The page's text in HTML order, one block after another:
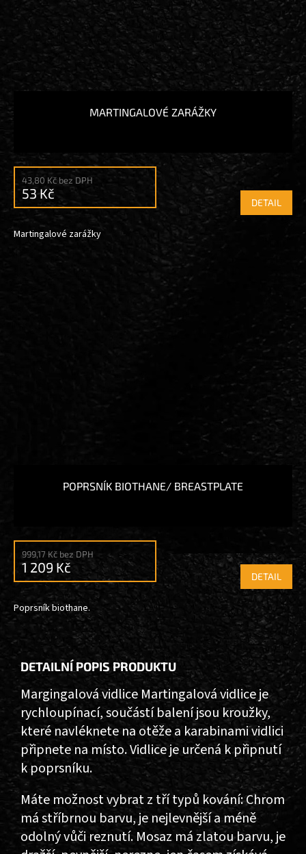
MARTINGALOVÉ ZARÁŽKY
43,80 Kč bez DPH
53 Kč
DETAIL
Martingalové zarážky
POPRSNÍK BIOTHANE/ BREASTPLATE
999,17 Kč bez DPH
1 209 Kč
DETAIL
Poprsník biothane.
DETAILNÍ POPIS PRODUKTU
Margingalová vidlice Martingalová vidlice je
rychloupínací, součástí balení jsou kroužky,
které navléknete na otěže a karabinami vidlici
připnete na místo. Vidlice je určená k připnutí
k poprsníku.
Máte možnost vybrat z tří typů kování: Chrom
má stříbrnou barvu, je nejlevnější a méně
odolný vůči reznutí. Mosaz má zlatou barvu, je